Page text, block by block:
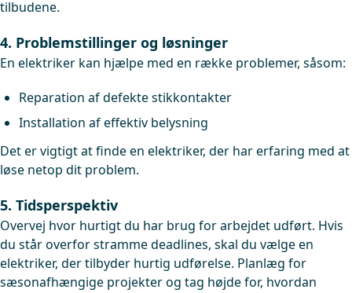
tilbudene.
4. Problemstillinger og løsninger
En elektriker kan hjælpe med en række problemer, såsom:
Reparation af defekte stikkontakter
Installation af effektiv belysning
Det er vigtigt at finde en elektriker, der har erfaring med at
løse netop dit problem.
5. Tidsperspektiv
Overvej hvor hurtigt du har brug for arbejdet udført. Hvis
du står overfor stramme deadlines, skal du vælge en
elektriker, der tilbyder hurtig udførelse. Planlæg for
sæsonafhængige projekter og tag højde for, hvordan